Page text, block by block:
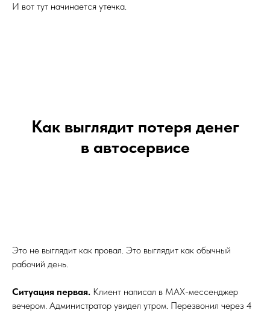
И вот тут начинается утечка.
Как выглядит потеря денег
в автосервисе
Это не выглядит как провал. Это выглядит как обычный
рабочий день.
Ситуация первая. Клиент написал в MAX-мессенджер
вечером. Администратор увидел утром. Перезвонил через 4